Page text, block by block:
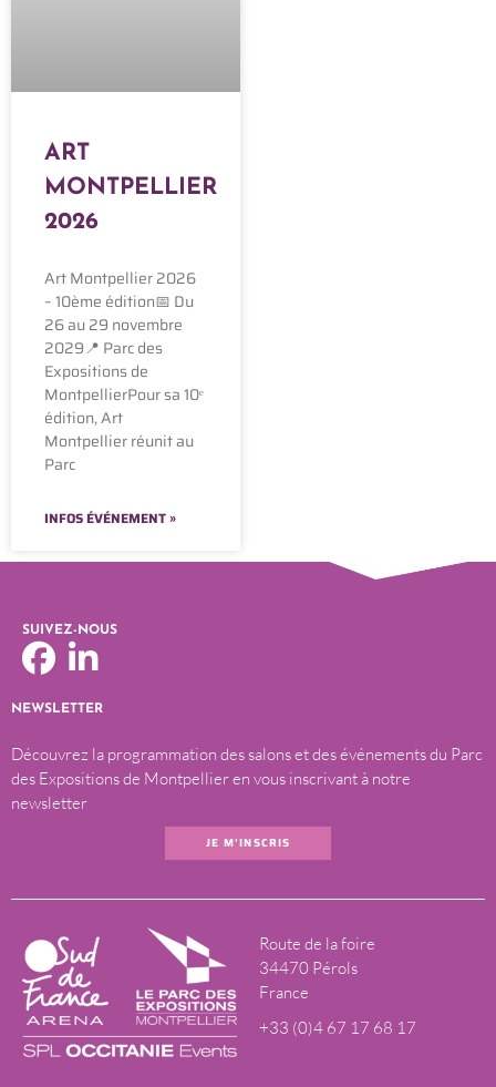
ART
MONTPELLIER
2026
Art Montpellier 2026
– 10ème édition📅 Du
26 au 29 novembre
2029📍 Parc des
Expositions de
MontpellierPour sa 10ᵉ
édition, Art
Montpellier réunit au
Parc
INFOS ÉVÉNEMENT »
SUIVEZ-NOUS
NEWSLETTER
Découvrez la programmation des salons et des événements du Parc
des Expositions de Montpellier en vous inscrivant à notre
newsletter
JE M'INSCRIS
Route de la foire
34470 Pérols
France
+33 (0)4 67 17 68 17